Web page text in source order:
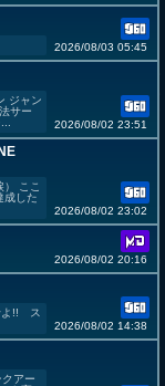
2026/08/03 05:45
ジャン
サー
2026/08/02 23:51
ここ
成した
2026/08/02 23:02
2026/08/02 20:16
よ!! ス
2026/08/02 14:38
アー